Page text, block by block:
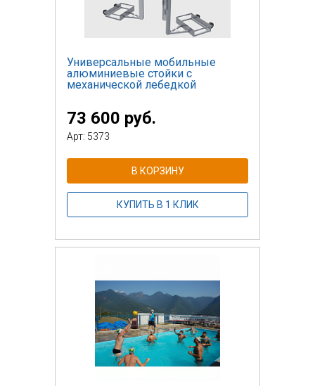
Универсальные мобильные
алюминиевые стойки с
механической лебедкой
73 600 руб.
Арт: 5373
В КОРЗИНУ
КУПИТЬ В 1 КЛИК